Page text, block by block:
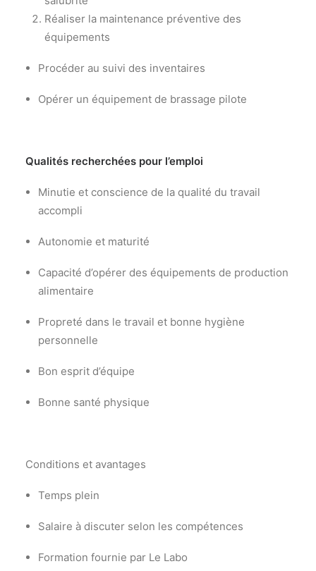
Réaliser la maintenance préventive des
équipements
Procéder au suivi des inventaires
Opérer un équipement de brassage pilote
Qualités recherchées pour l’emploi
Minutie et conscience de la qualité du travail
accompli
Autonomie et maturité
Capacité d’opérer des équipements de production
alimentaire
Propreté dans le travail et bonne hygiène
personnelle
Bon esprit d’équipe
Bonne santé physique
Conditions et avantages
Temps plein
Salaire à discuter selon les compétences
Formation fournie par Le Labo